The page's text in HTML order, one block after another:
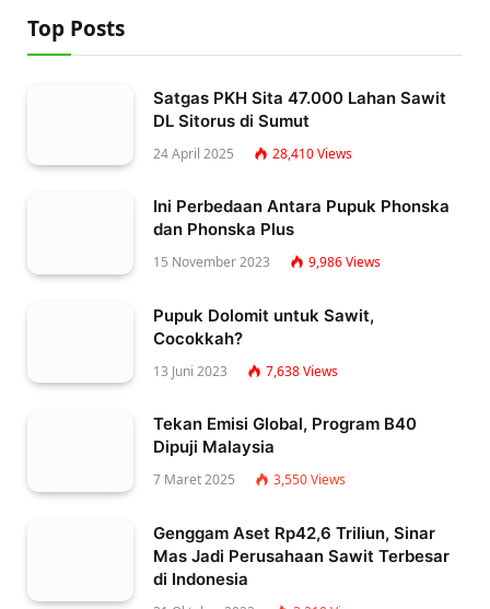
Top Posts
Satgas PKH Sita 47.000 Lahan Sawit
DL Sitorus di Sumut
24 April 2025 28,410Views
Ini Perbedaan Antara Pupuk Phonska
dan Phonska Plus
15 November 2023 9,986Views
Pupuk Dolomit untuk Sawit,
Cocokkah?
13 Juni 2023 7,638Views
Tekan Emisi Global, Program B40
Dipuji Malaysia
7 Maret 2025 3,550Views
Genggam Aset Rp42,6 Triliun, Sinar
Mas Jadi Perusahaan Sawit Terbesar
di Indonesia